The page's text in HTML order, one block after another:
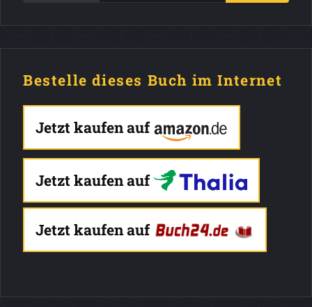
Bestelle dieses Buch im Internet
Jetzt kaufen auf
Jetzt kaufen auf
Jetzt kaufen auf